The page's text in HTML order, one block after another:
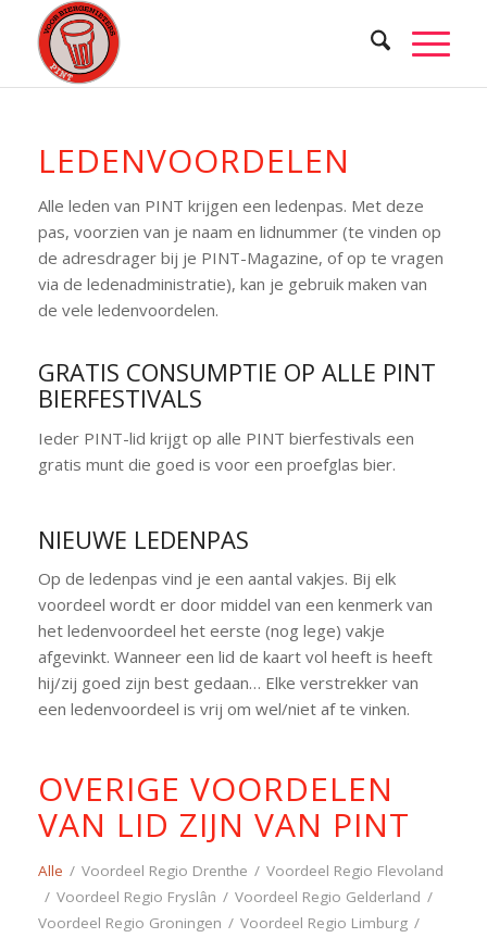
LEDENVOORDELEN
Alle leden van PINT krijgen een ledenpas. Met deze
pas, voorzien van je naam en lidnummer (te vinden op
de adresdrager bij je PINT-Magazine, of op te vragen
via de ledenadministratie), kan je gebruik maken van
de vele ledenvoordelen.
GRATIS CONSUMPTIE OP ALLE PINT
BIERFESTIVALS
Ieder PINT-lid krijgt op alle PINT bierfestivals een
gratis munt die goed is voor een proefglas bier.
NIEUWE LEDENPAS
Op de ledenpas vind je een aantal vakjes. Bij elk
voordeel wordt er door middel van een kenmerk van
het ledenvoordeel het eerste (nog lege) vakje
afgevinkt. Wanneer een lid de kaart vol heeft is heeft
hij/zij goed zijn best gedaan… Elke verstrekker van
een ledenvoordeel is vrij om wel/niet af te vinken.
OVERIGE VOORDELEN
VAN LID ZIJN VAN PINT
Alle / Voordeel Regio Drenthe / Voordeel Regio Flevoland
/ Voordeel Regio Fryslân / Voordeel Regio Gelderland /
Voordeel Regio Groningen / Voordeel Regio Limburg /